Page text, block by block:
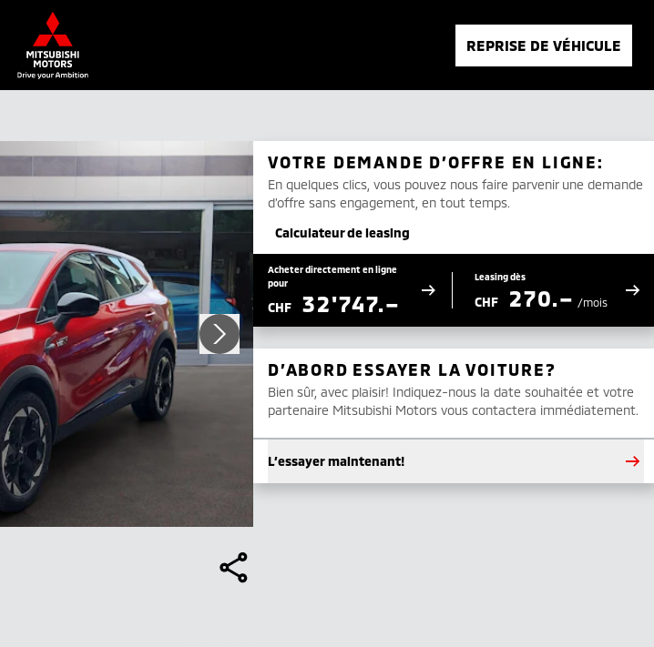
REPRISE DE VÉHICULE
VOTRE DEMANDE D’OFFRE EN LIGNE:
En quelques clics, vous pouvez nous faire parvenir une demande
d’offre sans engagement, en tout temps.
Calculateur de leasing
Acheter directement en ligne
pour
CHF 32'747.–
Leasing dès
CHF 270.– /mois
D’ABORD ESSAYER LA VOITURE?
Bien sûr, avec plaisir! Indiquez-nous la date souhaitée et votre
partenaire Mitsubishi Motors vous contactera immédiatement.
L’essayer maintenant!